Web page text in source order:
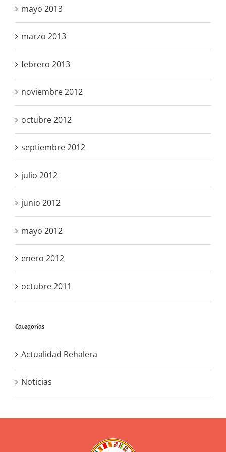
mayo 2013
marzo 2013
febrero 2013
noviembre 2012
octubre 2012
septiembre 2012
julio 2012
junio 2012
mayo 2012
enero 2012
octubre 2011
Categorías
Actualidad Rehalera
Noticias